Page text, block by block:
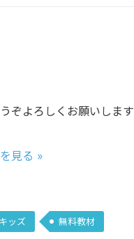
ぞよろしくお願いします
見る »
キッズ 無料教材